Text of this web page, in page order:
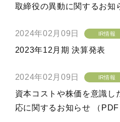
取締役の異動に関するお知
2024年02月09日 IR情報
2023年12月期 決算発表
2024年02月09日 IR情報
資本コストや株価を意識し
応に関するお知らせ （